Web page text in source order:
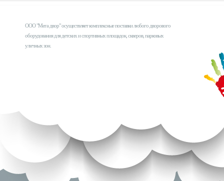
ООО "Мега двор" осуществляет комплексные поставки любого дворового
оборудования для детских и спортивных площадок, скверов, парковых
уличных зон.